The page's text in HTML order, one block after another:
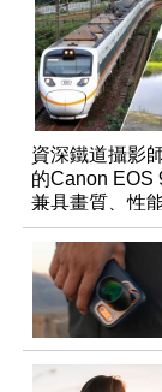
資深鐵道攝影
的Canon EOS
兼具畫質、性
發力的輕便單